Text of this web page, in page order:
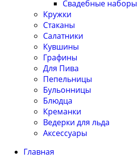
Свадебные наборы
Кружки
Стаканы
Салатники
Кувшины
Графины
Для Пива
Пепельницы
Бульонницы
Блюдца
Креманки
Ведерки для льда
Аксессуары
Главная